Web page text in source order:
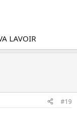
LAVOIR
#19